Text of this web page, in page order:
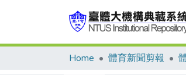
Home 體育新聞剪報